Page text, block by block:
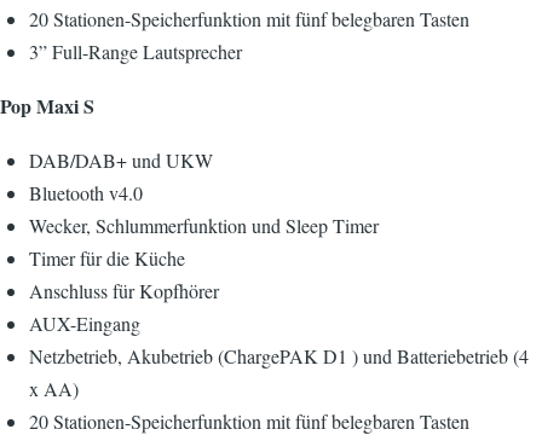
20 Stationen-Speicherfunktion mit fünf belegbaren Tasten
3” Full-Range Lautsprecher
Pop Maxi S
DAB/DAB+ und UKW
Bluetooth v4.0
Wecker, Schlummerfunktion und Sleep Timer
Timer für die Küche
Anschluss für Kopfhörer
AUX-Eingang
Netzbetrieb, Akubetrieb (ChargePAK D1 ) und Batteriebetrieb (4
x AA)
20 Stationen-Speicherfunktion mit fünf belegbaren Tasten